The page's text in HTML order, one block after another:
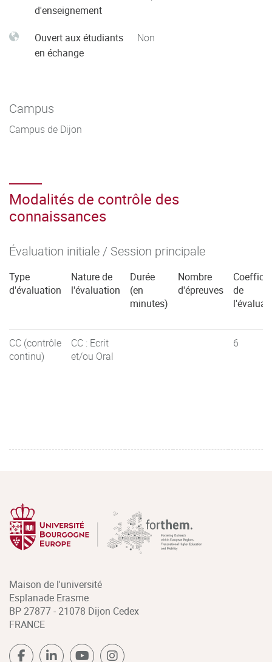
d'enseignement
Ouvert aux étudiants
en échange
Non
Campus
Campus de Dijon
Modalités de contrôle des
connaissances
Évaluation initiale / Session principale
Type
d'évaluation
Nature de
l'évaluation
Durée
(en
minutes)
Nombre
d'épreuves
de
CC (contrôle
continu)
CC : Ecrit
et/ou Oral
6
Maison de l'université
Esplanade Erasme
BP 27877 - 21078 Dijon Cedex
FRANCE